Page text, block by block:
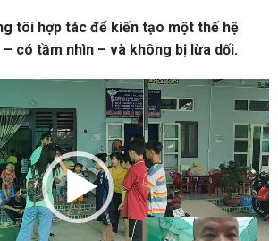
tôi hợp tác để kiến tạo một thế hệ
có tầm nhìn – và không bị lừa dối.